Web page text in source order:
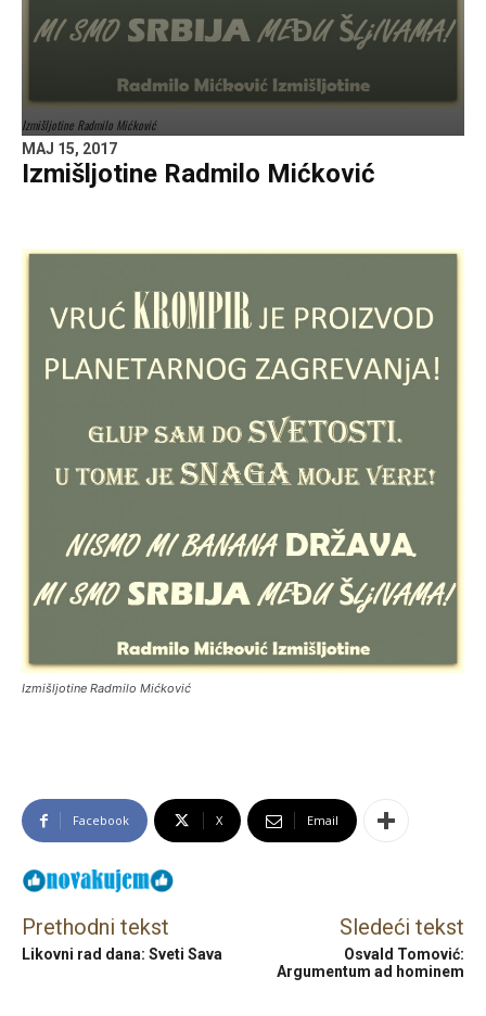
Izmišljotine Radmilo Mićković
MAJ 15, 2017
Izmišljotine Radmilo Mićković
Izmišljotine Radmilo Mićković
Facebook X Email
Prethodni tekst
Likovni rad dana: Sveti Sava
Sledeći tekst
Osvald Tomović:
Argumentum ad hominem